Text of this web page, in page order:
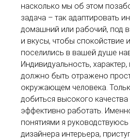
насколько мы об этом
задача – так адаптировать
домашний или рабочий, под
и вкусы, чтобы спокойствие
поселились в вашей душе
Индивидуальность,
должно быть отражено
окружающем человека.
добиться высокого
эффективно работать.
понятиями я
дизайнера интерьера,